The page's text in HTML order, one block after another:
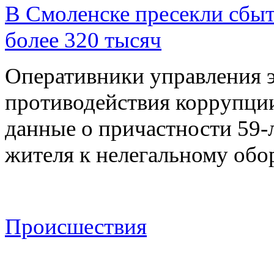
В Смоленске пресекли
более 320 тысяч
Оперативники управления
противодействия
данные о причастности 59-
жителя к нелегальному
Происшествия